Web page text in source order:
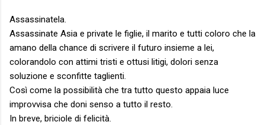
Assassinatela.
Assassinate Asia e private le figlie, il marito e tutti coloro che la
amano della chance di scrivere il futuro insieme a lei,
colorandolo con attimi tristi e ottusi litigi, dolori senza
soluzione e sconfitte taglienti.
Così come la possibilità che tra tutto questo appaia luce
improvvisa che doni senso a tutto il resto.
In breve, briciole di felicità.